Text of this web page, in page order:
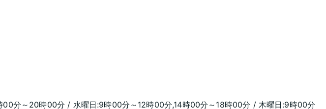
分～20時00分 / 水曜日:9時00分～12時00分,14時00分～18時00分 / 木曜日:9時00分